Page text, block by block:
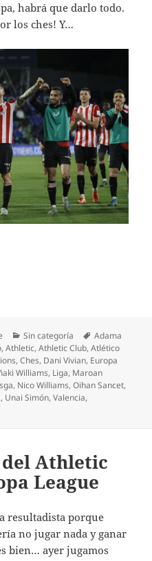
habrá que darlo todo.
los ches! Y…
Categorías
Sin categoría Etiquetas
Adama
,Athletic,Athletic Club,Atlético
,Ches, Dani Vivian, Europa
Williams, Liga, Maroan
, Nico Williams,Oihan Sancet,
, Unai Simón,Valencia,
Athletic
League
resultadista porque
no jugar nada y ganar
bien… ayer jugamos